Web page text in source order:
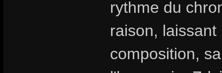
rythme du
raison,
composition,